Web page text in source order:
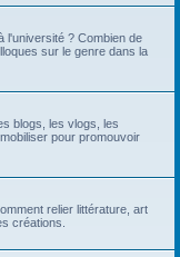
l'université ? Combien de
sur le genre dans la
blogs, les vlogs, les
pour promouvoir
relier littérature, art
créations.